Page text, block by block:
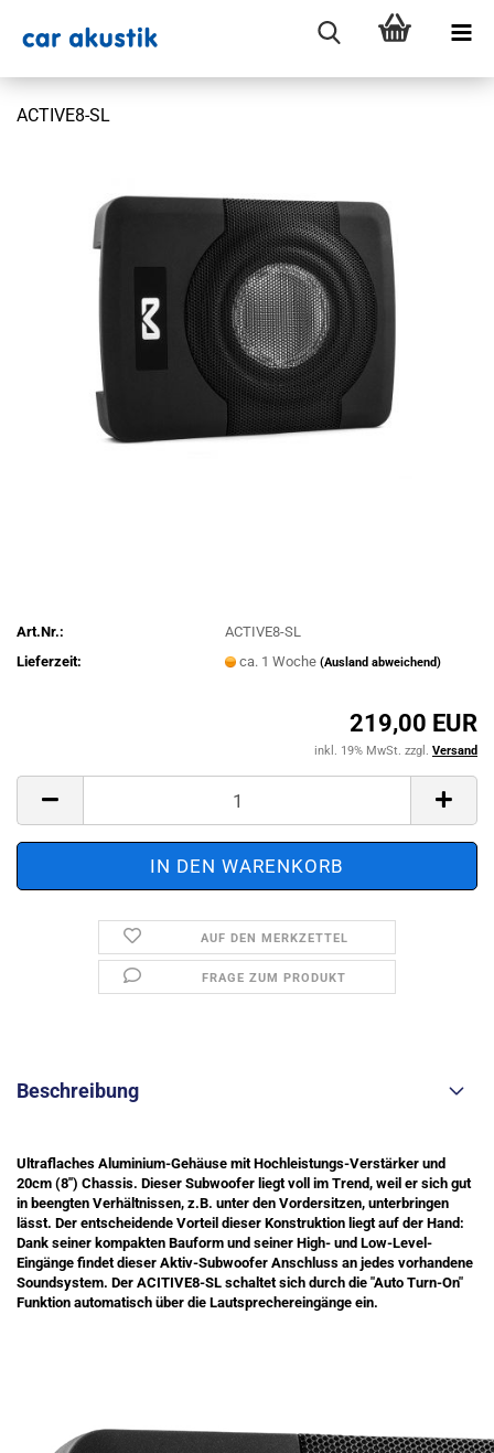
ACTIVE8-SL
Art.Nr.:
ACTIVE8-SL
Lieferzeit:
ca. 1 Woche(Ausland abweichend)
219,00 EUR
inkl. 19% MwSt. zzgl. Versand
AUF DEN MERKZETTEL
FRAGE ZUM PRODUKT
Beschreibung
Ultraflaches Aluminium-Gehäuse mit Hochleistungs-Verstärker und
20cm (8'') Chassis. Dieser Subwoofer liegt voll im Trend, weil er sich gut
in beengten Verhältnissen, z.B. unter den Vordersitzen, unterbringen
lässt. Der entscheidende Vorteil dieser Konstruktion liegt auf der Hand:
Dank seiner kompakten Bauform und seiner High- und Low-Level-
Eingänge findet dieser Aktiv-Subwoofer Anschluss an jedes vorhandene
Soundsystem. Der ACITIVE8-SL schaltet sich durch die "Auto Turn-On"
Funktion automatisch über die Lautsprechereingänge ein.